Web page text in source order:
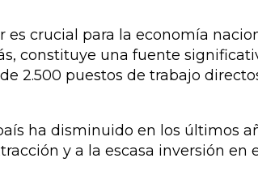
crucial para la economía
constituye una fuente
2.500 puestos de trabajo
ha disminuido en los últimos
y a la escasa inversión en